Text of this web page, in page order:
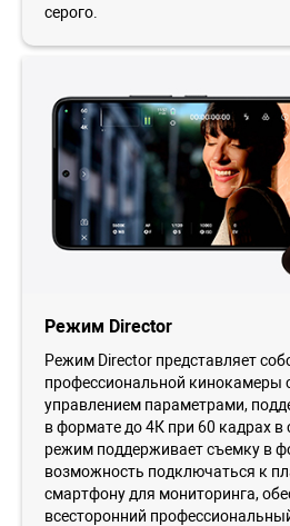
серого.
Режим Director
Режим Director представляет
профессиональной кинокамеры
управлением параметрами,
в формате до 4К при 60 кадрах в
режим поддерживает съемку в
возможность подключаться к
смартфону для мониторинга,
всесторонний